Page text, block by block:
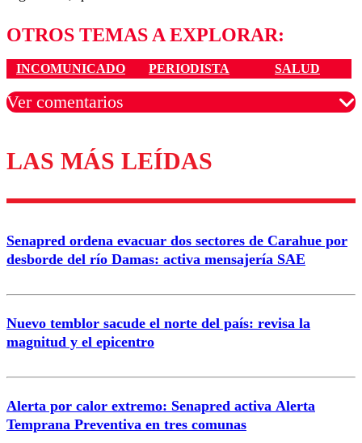
OTROS TEMAS A EXPLORAR:
INCOMUNICADO PERIODISTA SALUD
Ver comentarios
Los comentarios son moderados para garantizar un
diálogo respetuoso.
Correo
LAS MÁS LEÍDAS
Senapred ordena evacuar dos sectores de Carahue por
desborde del río Damas: activa mensajería SAE
Nuevo temblor sacude el norte del país: revisa la
magnitud y el epicentro
Alerta por calor extremo: Senapred activa Alerta
Temprana Preventiva en tres comunas